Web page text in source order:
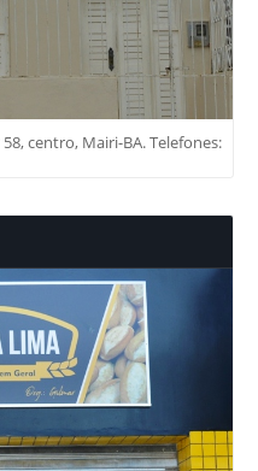
58, centro, Mairi-BA. Telefones: